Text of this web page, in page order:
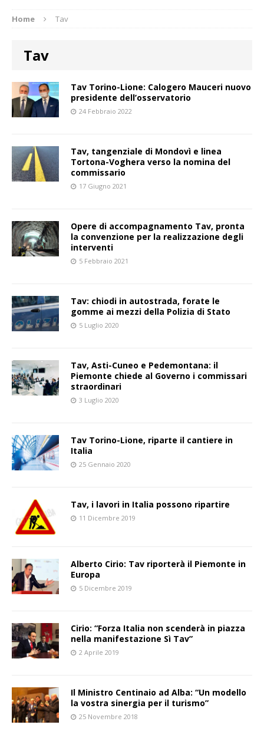
Home Tav
Tav
Tav Torino-Lione: Calogero Mauceri nuovo
presidente dell’osservatorio
24 Febbraio 2022
Tav, tangenziale di Mondovì e linea
Tortona-Voghera verso la nomina del
commissario
17 Giugno 2021
Opere di accompagnamento Tav, pronta
la convenzione per la realizzazione degli
interventi
5 Febbraio 2021
Tav: chiodi in autostrada, forate le
gomme ai mezzi della Polizia di Stato
5 Luglio 2020
Tav, Asti-Cuneo e Pedemontana: il
Piemonte chiede al Governo i commissari
straordinari
3 Luglio 2020
Tav Torino-Lione, riparte il cantiere in
Italia
25 Gennaio 2020
Tav, i lavori in Italia possono ripartire
11 Dicembre 2019
Alberto Cirio: Tav riporterà il Piemonte in
Europa
5 Dicembre 2019
Cirio: “Forza Italia non scenderà in piazza
nella manifestazione Sì Tav”
2 Aprile 2019
Il Ministro Centinaio ad Alba: “Un modello
la vostra sinergia per il turismo”
25 Novembre 2018